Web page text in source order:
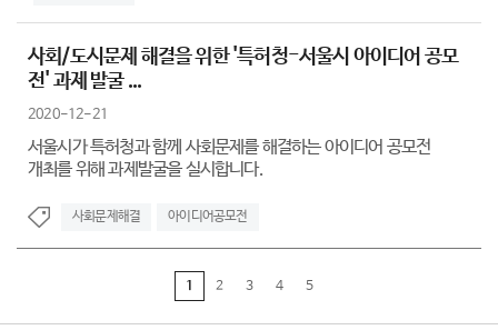
사회/도시문제 해결을 위한 '특허청-서울시 아이디어 공모
전' 과제 발굴 ...
2020-12-21
서울시가 특허청과 함께 사회문제를 해결하는 아이디어 공모전
개최를 위해 과제발굴을 실시합니다.
사회문제해결 아이디어공모전
1 2 3 4 5